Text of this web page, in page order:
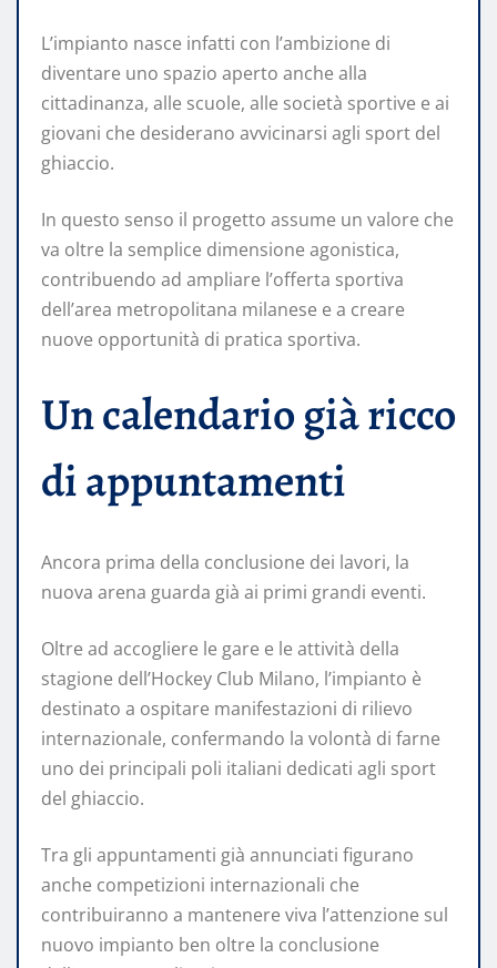
L’impianto nasce infatti con l’ambizione di
diventare uno spazio aperto anche alla
cittadinanza, alle scuole, alle società sportive e ai
giovani che desiderano avvicinarsi agli sport del
ghiaccio.
In questo senso il progetto assume un valore che
va oltre la semplice dimensione agonistica,
contribuendo ad ampliare l’offerta sportiva
dell’area metropolitana milanese e a creare
nuove opportunità di pratica sportiva.
Un calendario già ricco
di appuntamenti
Ancora prima della conclusione dei lavori, la
nuova arena guarda già ai primi grandi eventi.
Oltre ad accogliere le gare e le attività della
stagione dell’Hockey Club Milano, l’impianto è
destinato a ospitare manifestazioni di rilievo
internazionale, confermando la volontà di farne
uno dei principali poli italiani dedicati agli sport
del ghiaccio.
Tra gli appuntamenti già annunciati figurano
anche competizioni internazionali che
contribuiranno a mantenere viva l’attenzione sul
nuovo impianto ben oltre la conclusione